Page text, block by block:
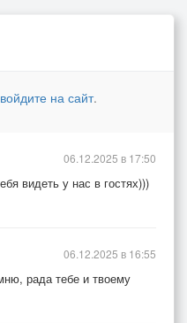
№12004220467
войдите на сайт.
видеть у нас в гостях)))
06.12.2025 в 17:50
рада тебе и твоему
06.12.2025 в 16:55